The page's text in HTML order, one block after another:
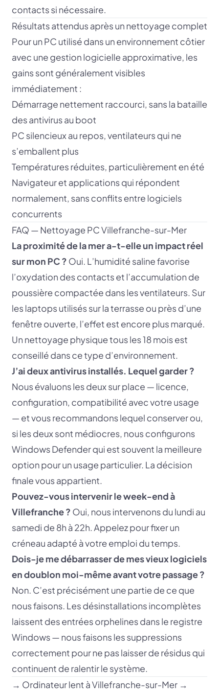
contacts si nécessaire.
Résultats attendus après un nettoyage complet
Pour un PC utilisé dans un environnement côtier
avec une gestion logicielle approximative, les
gains sont généralement visibles
immédiatement :
Démarrage nettement raccourci, sans la bataille
des antivirus au boot
PC silencieux au repos, ventilateurs qui ne
s’emballent plus
Températures réduites, particulièrement en été
Navigateur et applications qui répondent
normalement, sans conflits entre logiciels
concurrents
FAQ — Nettoyage PC Villefranche-sur-Mer
La proximité de la mer a-t-elle un impact réel
sur mon PC ? Oui. L’humidité saline favorise
l’oxydation des contacts et l’accumulation de
poussière compactée dans les ventilateurs. Sur
les laptops utilisés sur la terrasse ou près d’une
fenêtre ouverte, l’effet est encore plus marqué.
Un nettoyage physique tous les 18 mois est
conseillé dans ce type d’environnement.
J’ai deux antivirus installés. Lequel garder ?
Nous évaluons les deux sur place — licence,
configuration, compatibilité avec votre usage
— et vous recommandons lequel conserver ou,
si les deux sont médiocres, nous configurons
Windows Defender qui est souvent la meilleure
option pour un usage particulier. La décision
finale vous appartient.
Pouvez-vous intervenir le week-end à
Villefranche ? Oui, nous intervenons du lundi au
samedi de 8h à 22h. Appelez pour fixer un
créneau adapté à votre emploi du temps.
Dois-je me débarrasser de mes vieux logiciels
en doublon moi-même avant votre passage ?
Non. C’est précisément une partie de ce que
nous faisons. Les désinstallations incomplètes
laissent des entrées orphelines dans le registre
Windows — nous faisons les suppressions
correctement pour ne pas laisser de résidus qui
continuent de ralentir le système.
→ Ordinateur lent à Villefranche-sur-Mer →